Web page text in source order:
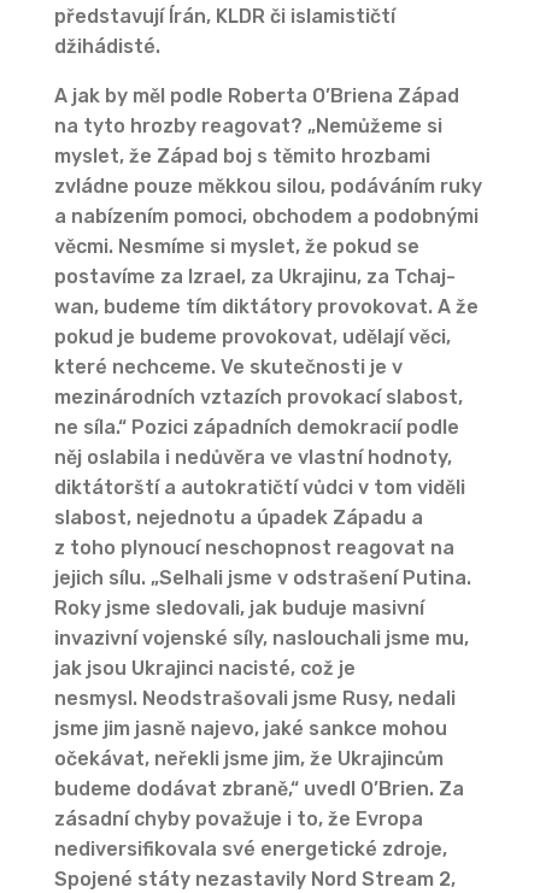
představují Írán, KLDR či islamističtí
džihádisté.
A jak by měl podle Roberta O’Briena Západ
na tyto hrozby reagovat? „Nemůžeme si
myslet, že Západ boj s těmito hrozbami
zvládne pouze měkkou silou, podáváním ruky
a nabízením pomoci, obchodem a podobnými
věcmi. Nesmíme si myslet, že pokud se
postavíme za Izrael, za Ukrajinu, za Tchaj-
wan, budeme tím diktátory provokovat. A že
pokud je budeme provokovat, udělají věci,
které nechceme. Ve skutečnosti je v
mezinárodních vztazích provokací slabost,
ne síla.“ Pozici západních demokracií podle
něj oslabila i nedůvěra ve vlastní hodnoty,
diktátorští a autokratičtí vůdci v tom viděli
slabost, nejednotu a úpadek Západu a
z toho plynoucí neschopnost reagovat na
jejich sílu. „Selhali jsme v odstrašení Putina.
Roky jsme sledovali, jak buduje masivní
invazivní vojenské síly, naslouchali jsme mu,
jak jsou Ukrajinci nacisté, což je
nesmysl. Neodstrašovali jsme Rusy, nedali
jsme jim jasně najevo, jaké sankce mohou
očekávat, neřekli jsme jim, že Ukrajincům
budeme dodávat zbraně,“ uvedl O’Brien. Za
zásadní chyby považuje i to, že Evropa
nediversifikovala své energetické zdroje,
Spojené státy nezastavily Nord Stream 2,